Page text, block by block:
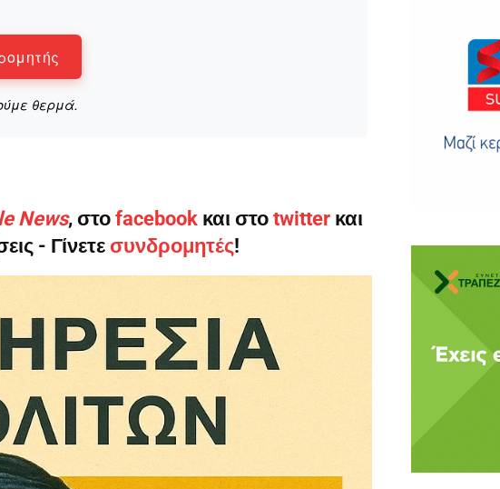
Και το σεβόμαστε.
κατάσταση, συνέχισε να μας διαβάζεις δωρεάν. Η ενημέρωση πρέπει να
θερμά.
News, στο facebook και στο twitterκαι
- Γίνετε συνδρομητές!